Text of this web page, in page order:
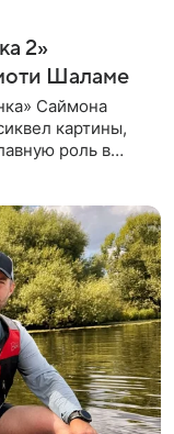
2»
Шаламе
Саймона
картины,
роль в